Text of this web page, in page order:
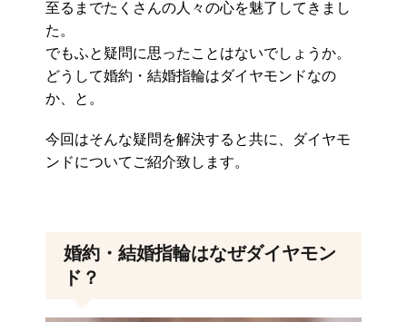
至るまでたくさんの人々の心を魅了してきまし
た。
でもふと疑問に思ったことはないでしょうか。
どうして婚約・結婚指輪はダイヤモンドなの
か、と。
今回はそんな疑問を解決すると共に、ダイヤモ
ンドについてご紹介致します。
婚約・結婚指輪はなぜダイヤモン
ド？